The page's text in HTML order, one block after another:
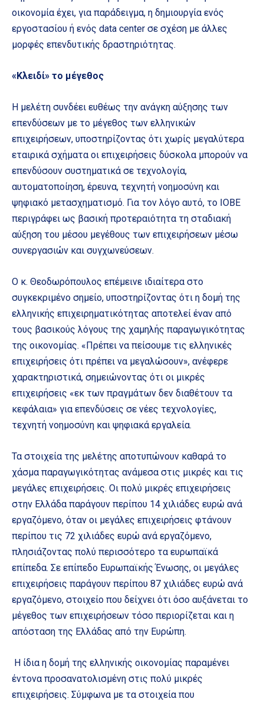
οικονομία έχει, για παράδειγμα, η δημιουργία ενός
εργοστασίου ή ενός data center σε σχέση με άλλες
μορφές επενδυτικής δραστηριότητας.
«Κλειδί» το μέγεθος
Η μελέτη συνδέει ευθέως την ανάγκη αύξησης των
επενδύσεων με το μέγεθος των ελληνικών
επιχειρήσεων, υποστηρίζοντας ότι χωρίς μεγαλύτερα
εταιρικά σχήματα οι επιχειρήσεις δύσκολα μπορούν να
επενδύσουν συστηματικά σε τεχνολογία,
αυτοματοποίηση, έρευνα, τεχνητή νοημοσύνη και
ψηφιακό μετασχηματισμό. Για τον λόγο αυτό, το ΙΟΒΕ
περιγράφει ως βασική προτεραιότητα τη σταδιακή
αύξηση του μέσου μεγέθους των επιχειρήσεων μέσω
συνεργασιών και συγχωνεύσεων.
Ο κ. Θεοδωρόπουλος επέμεινε ιδιαίτερα στο
συγκεκριμένο σημείο, υποστηρίζοντας ότι η δομή της
ελληνικής επιχειρηματικότητας αποτελεί έναν από
τους βασικούς λόγους της χαμηλής παραγωγικότητας
της οικονομίας. «Πρέπει να πείσουμε τις ελληνικές
επιχειρήσεις ότι πρέπει να μεγαλώσουν», ανέφερε
χαρακτηριστικά, σημειώνοντας ότι οι μικρές
επιχειρήσεις «εκ των πραγμάτων δεν διαθέτουν τα
κεφάλαια» για επενδύσεις σε νέες τεχνολογίες,
τεχνητή νοημοσύνη και ψηφιακά εργαλεία.
Τα στοιχεία της μελέτης αποτυπώνουν καθαρά το
χάσμα παραγωγικότητας ανάμεσα στις μικρές και τις
μεγάλες επιχειρήσεις. Οι πολύ μικρές επιχειρήσεις
στην Ελλάδα παράγουν περίπου 14 χιλιάδες ευρώ ανά
εργαζόμενο, όταν οι μεγάλες επιχειρήσεις φτάνουν
περίπου τις 72 χιλιάδες ευρώ ανά εργαζόμενο,
πλησιάζοντας πολύ περισσότερο τα ευρωπαϊκά
επίπεδα. Σε επίπεδο Ευρωπαϊκής Ένωσης, οι μεγάλες
επιχειρήσεις παράγουν περίπου 87 χιλιάδες ευρώ ανά
εργαζόμενο, στοιχείο που δείχνει ότι όσο αυξάνεται το
μέγεθος των επιχειρήσεων τόσο περιορίζεται και η
απόσταση της Ελλάδας από την Ευρώπη.
Η ίδια η δομή της ελληνικής οικονομίας παραμένει
έντονα προσανατολισμένη στις πολύ μικρές
επιχειρήσεις. Σύμφωνα με τα στοιχεία που